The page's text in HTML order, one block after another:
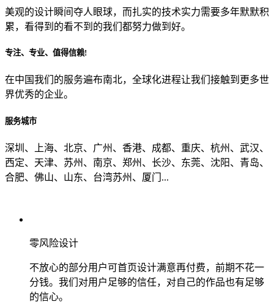
目前主要的营销渠道是？
美观的设计瞬间夺人眼球，而扎实的技术实力需要多年默默积
累，看得到的看不到的我们都努力做到好。
专注、专业、值得信赖!
在中国我们的服务遍布南北，全球化进程让我们接触到更多世
界优秀的企业。
服务城市
深圳、上海、北京、广州、香港、成都、重庆、杭州、武汉、
西定、天津、苏州、南京、郑州、长沙、东莞、沈阳、青岛、
合肥、佛山、山东、台湾苏州、厦门...
零风险设计
不放心的部分用户可首页设计满意再付费，前期不花一
分钱。我们对用户足够的信任，对自己的作品也有足够
的信心。